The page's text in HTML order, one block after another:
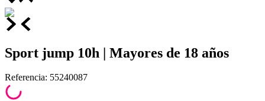
Sport jump 10h | Mayores de 18 años
Referencia: 55240087